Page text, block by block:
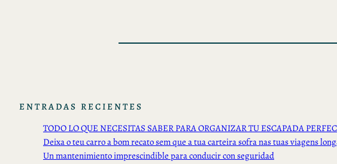
ENTRADAS RECIENTES
TODO LO QUE NECESITAS SABER PARA ORGANIZAR TU ESCAPADA
Deixa o teu carro a bom recato sem que a tua carteira sofra nas tuas viagens
Un mantenimiento imprescindible para conducir con seguridad